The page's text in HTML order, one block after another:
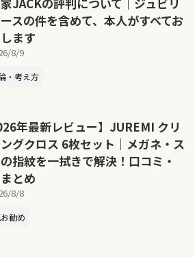
スの件を含めて、本人がすべてお
ます
8/9
・考え方
年最新レビュー】JUREMI クリ
グクロス 6枚セット｜メガネ・ス
指紋を一拭きで解決！口コミ・
とめ
8/8
勧め